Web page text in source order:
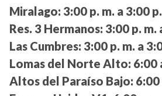
Miralago: 3:00 p. m. a 3:00
Res. 3 Hermanos: 3:00 p. m.
Las Cumbres: 3:00 p. m. a
Lomas del Norte Alto: 6:00
Altos del Paraíso Bajo: 6:00